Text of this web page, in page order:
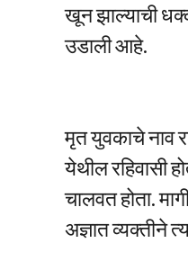
खून झाल्याची
उडाली आहे.
मृत युवकाचे नाव
येथील रहिवासी
चालवत होता.
अज्ञात व्यक्तीने